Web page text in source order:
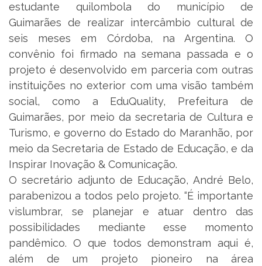
estudante quilombola do município de
Guimarães de realizar intercâmbio cultural de
seis meses em Córdoba, na Argentina. O
convênio foi firmado na semana passada e o
projeto é desenvolvido em parceria com outras
instituições no exterior com uma visão também
social, como a EduQuality, Prefeitura de
Guimarães, por meio da secretaria de Cultura e
Turismo, e governo do Estado do Maranhão, por
meio da Secretaria de Estado de Educação, e da
Inspirar Inovação & Comunicação.
O secretário adjunto de Educação, André Belo,
parabenizou a todos pelo projeto. “É importante
vislumbrar, se planejar e atuar dentro das
possibilidades mediante esse momento
pandêmico. O que todos demonstram aqui é,
além de um projeto pioneiro na área